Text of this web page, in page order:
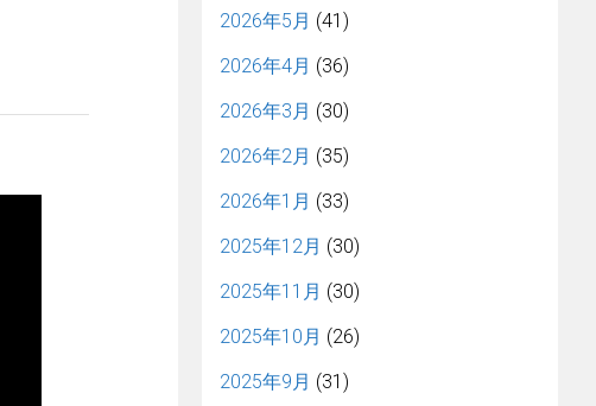
2026年5月 (41)
2026年4月 (36)
2026年3月 (30)
2026年2月 (35)
2026年1月 (33)
2025年12月 (30)
2025年11月 (30)
2025年10月 (26)
2025年9月 (31)